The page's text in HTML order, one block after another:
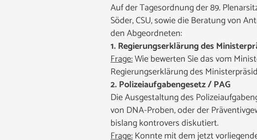
Auf der Tagesordnung der 89.
Söder, CSU, sowie die Beratung von
den Abgeordneten:
1. Regierungserklärung des
Frage:Wie bewerten Sie das vom
Regierungserklärung des
2. Polizeiaufgabengesetz / PAG
Die Ausgestaltung des
von DNA-Proben, oder der
bislang kontrovers diskutiert.
Frage:Konnte mit dem jetzt